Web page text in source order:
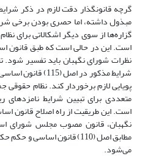
گرچه قانونگذار دقت لازم در ذکر
مبذول داشته، اما حصری بودن برخی
گزاره‌ها از سوی دیگر اشکالاتی برای
است. این در حالی است که طبق قانون
نظرات شورای نگهبان باید تفسیر شود.
شرایط مذکور در اصل
پویایی لازم برخوردار کند. نظام
متعددی برای تبیین شرایط
است. این طریقیت از راه اصلاح قانون
نگهبان، قانون مصوب مجلس شورای
مطابق اصل (110) قانون
می‌شود.